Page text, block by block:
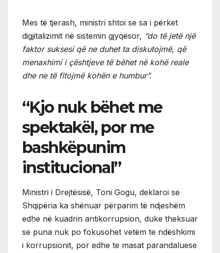
Mes të tjerash, ministri shtoi se sa i përket
digjitalizimit në sistemin gjyqësor, “do të jetë një
faktor suksesi që ne duhet ta diskutojmë, që
menaxhimi i çështjeve të bëhet në kohë reale
dhe ne të fitojmë kohën e humbur”.
“Kjo nuk bëhet me
spektakël, por me
bashkëpunim
institucional”
Ministri i Drejtësisë, Toni Gogu, deklaroi se
Shqipëria ka shënuar përparim të ndjeshëm
edhe në kuadrin antikorrupsion, duke theksuar
se puna nuk po fokusohet vetëm te ndëshkimi
i korrupsionit, por edhe te masat parandaluese